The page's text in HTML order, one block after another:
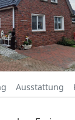
Ausstattung